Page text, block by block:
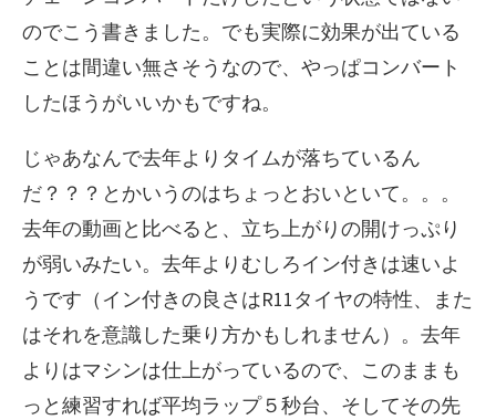
のでこう書きました。でも実際に効果が出ている
ことは間違い無さそうなので、やっぱコンバート
したほうがいいかもですね。
じゃあなんで去年よりタイムが落ちているん
だ？？？とかいうのはちょっとおいといて。。。
去年の動画と比べると、立ち上がりの開けっぷり
が弱いみたい。去年よりむしろイン付きは速いよ
うです（イン付きの良さはR11タイヤの特性、また
はそれを意識した乗り方かもしれません）。去年
よりはマシンは仕上がっているので、このままも
っと練習すれば平均ラップ５秒台、そしてその先